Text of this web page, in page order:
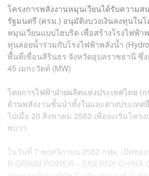
โครงการพลังงานหมุนเวียนได้รับความส
รัฐมนตรี (ครม.) อนุมัติงบวงเงินลงทุนใน
หมุนเวียนแบบไฮบริด เพื่อสร้างโรงไฟฟ้า
ทุ่นลอยน้ำร่วมกับโรงไฟฟ้าพลังน้ำ
พื้นที่เขื่อนสิรินธร จังหวัดอุบลราชธานี ซึ่
45 เมกะวัตต์ (MW)
โดยการไฟฟ้าฝ่ายผลิตแห่งประเทศไทย (
ด้านพลังงานชั้นนำทั้งในและต่างประเท
ไปเมื่อ 20 สิงหาคม 2562 เพื่อจะเริ่มโคร
พบว่า
ในวันที่ 7 พฤศจิกายน 2562 กฟผ. เปิดซอ
B.GRIMM POWER – ENERGY CHINA